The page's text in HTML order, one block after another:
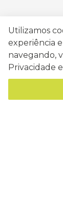
Utilizamos
experiência
navegando,
Privacidade